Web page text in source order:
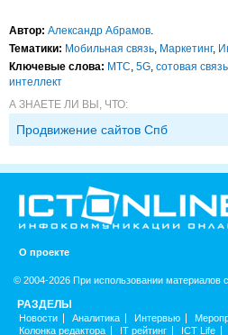
Автор: Александр Абрамов.
Тематики: Мобильная связь, Маркетинг,
Ключевые слова: МТС, 5G, сотовая связь
интеллект
А ЗНАЕТЕ ЛИ ВЫ, ЧТО:
Продвижение сайтов Спб
О проекте
© 2004-2026 При использовании материалов
РАЗДЕЛЫ
Новости Аналитика Интервью
Колонка редактора
IT рейтинг ICT Life